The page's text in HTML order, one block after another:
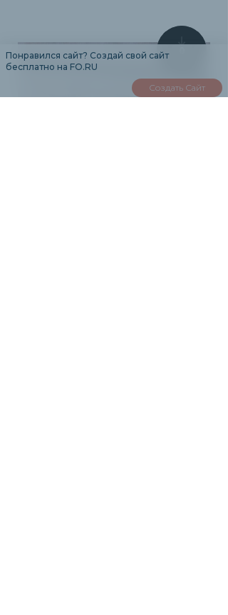
Понравился сайт? Создай свой сайт
бесплатно на FO.RU
Создать Сайт